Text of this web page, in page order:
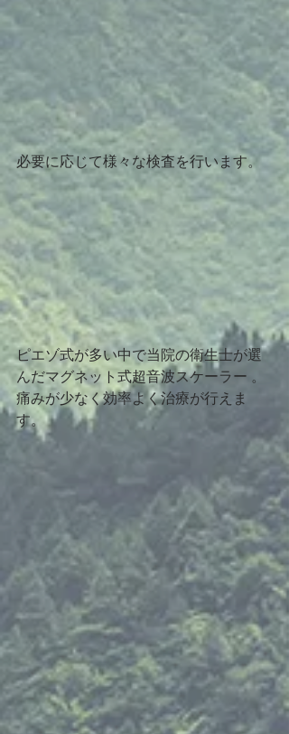
必要に応じて様々な検査を行います。
ピエゾ式が多い中で当院の衛生士が選
んだマグネット式超音波スケーラー 。
痛みが少なく効率よく治療が行えま
す。